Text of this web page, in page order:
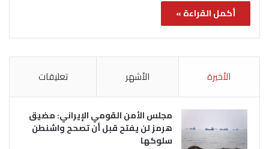
أكمل القراءة »
الأخيرة الأشهر تعليقات
مجلس الأمن القومي الإيراني: مضيق
هرمز لن يفتح قبل أن تصحح واشنطن
سلوكها